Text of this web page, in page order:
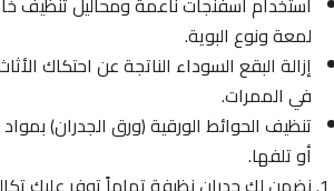
لمعة ونوع البوية.
إزالة البقع السوداء الناتجة عن احتكاك
في الممرات.
تنظيف الحوائط الورقية (ورق الجدران) بمواد
أو تلفها.